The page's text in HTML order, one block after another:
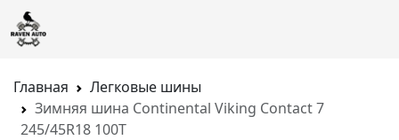
Главная
Легковые шины
Зимняя шина Continental Viking Contact 7
245/45R18 100T